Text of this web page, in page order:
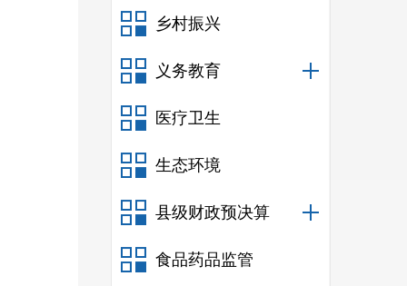
乡村振兴
义务教育
医疗卫生
生态环境
县级财政预决算
食品药品监管